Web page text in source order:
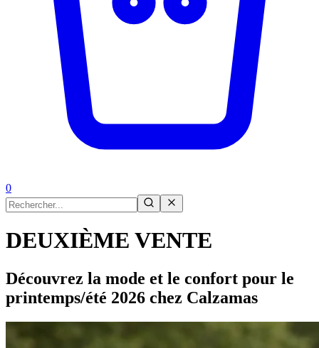
0
DEUXIÈME VENTE
Découvrez la mode et le confort pour le
printemps/été 2026 chez Calzamas